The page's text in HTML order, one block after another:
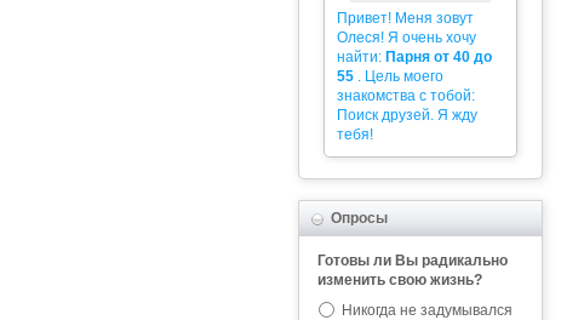
Привет! Меня зовут
Олеся! Я очень хочу
найти: Парня от 40 до
55 . Цель моего
знакомства с тобой:
Поиск друзей. Я жду
тебя!
Опросы
Готовы ли Вы радикально
изменить свою жизнь?
Никогда не задумывался